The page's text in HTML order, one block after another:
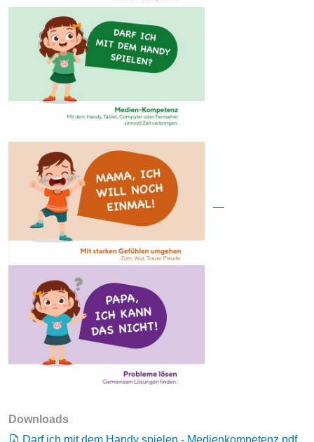
Downloads
Darf ich mit dem Handy spielen - Medienkompetenz.pdf